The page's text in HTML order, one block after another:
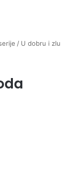
/ U dobru i zlu